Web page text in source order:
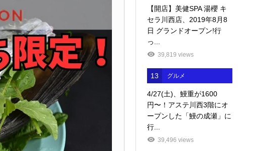
【開店】美健SPA 湯櫻 キ
セラ川西店、2019年8月8
日 グランドオープン!行
っ...
39,819 views
13 グルメ
4/27(土)、鰻重が1600
円〜！アステ川西3階にオ
ープンした「鰻の成瀬」に
行...
39,496 views